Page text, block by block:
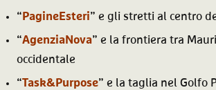
“ PagineEsteri” e gli stretti al centro
“AgenziaNova” e la frontiera tra
occidentale
“Task&Purpose” e la taglia nel Golfo